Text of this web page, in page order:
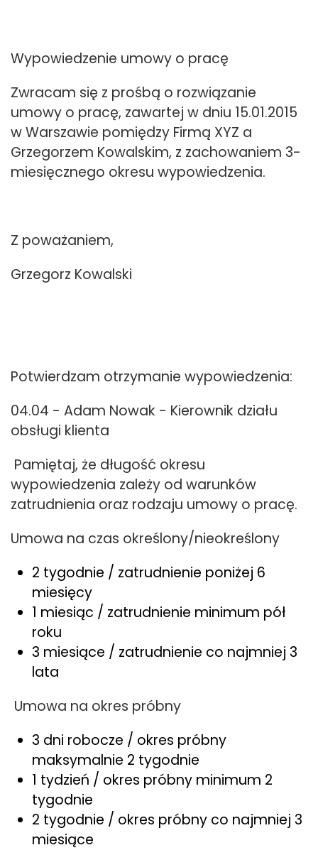
Wypowiedzenie umowy o pracę
Zwracam się z prośbą o rozwiązanie
umowy o pracę, zawartej w dniu 15.01.2015
w Warszawie pomiędzy Firmą XYZ a
Grzegorzem Kowalskim, z zachowaniem 3-
miesięcznego okresu wypowiedzenia.
Z poważaniem,
Grzegorz Kowalski
Potwierdzam otrzymanie wypowiedzenia:
04.04 - Adam Nowak - Kierownik działu
obsługi klienta
Pamiętaj, że długość okresu
wypowiedzenia zależy od warunków
zatrudnienia oraz rodzaju umowy o pracę.
Umowa na czas określony/nieokreślony
2 tygodnie / zatrudnienie poniżej 6
miesięcy
1 miesiąc / zatrudnienie minimum pół
roku
3 miesiące / zatrudnienie co najmniej 3
lata
Umowa na okres próbny
3 dni robocze / okres próbny
maksymalnie 2 tygodnie
1 tydzień / okres próbny minimum 2
tygodnie
2 tygodnie / okres próbny co najmniej 3
miesiące